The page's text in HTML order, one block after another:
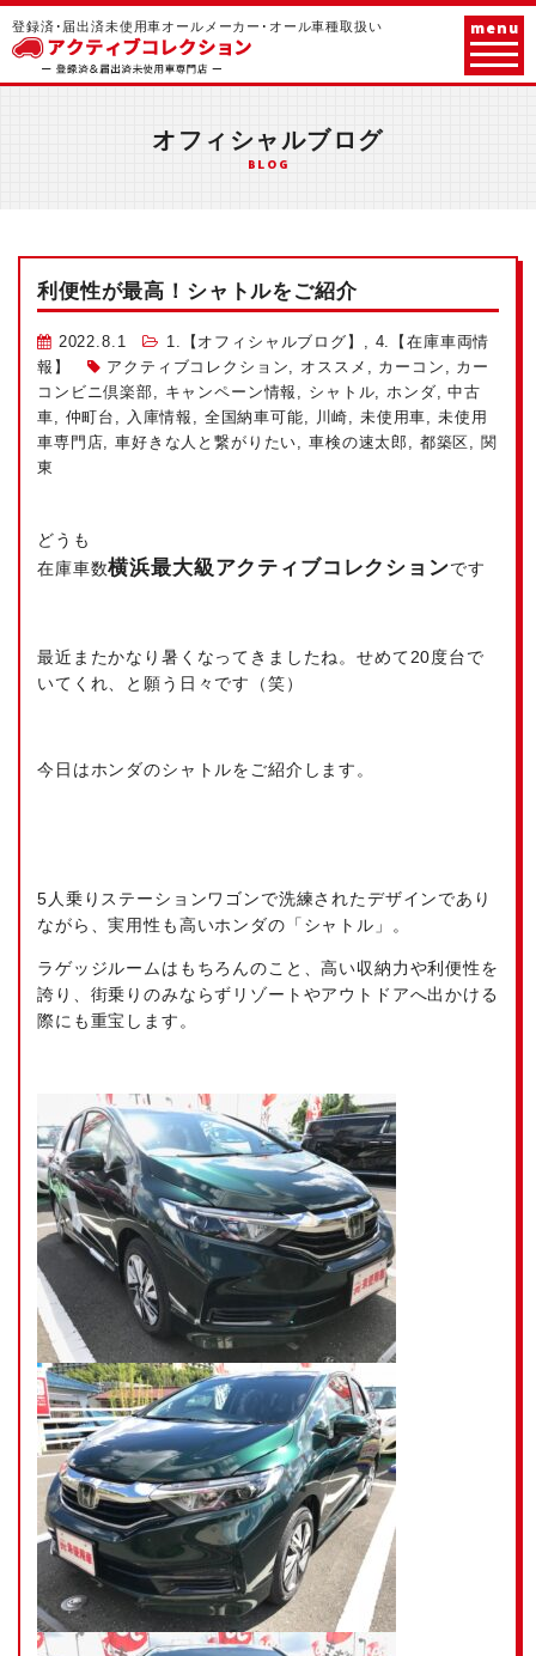
登録済･届出済未使用車オールメーカー･オール車種取扱い menu
オフィシャルブログ
BLOG
利便性が最高！シャトルをご紹介
2022.8.1 1.【オフィシャルブログ】 , 4.【在庫車両情
報】
アクティブコレクション, オススメ , カーコン , カー
コンビニ倶楽部, キャンペーン情報 , シャトル,ホンダ ,中古
車, 仲町台 , 入庫情報 , 全国納車可能, 川崎, 未使用車, 未使用
車専門店,車好きな人と繋がりたい, 車検の速太郎 , 都築区 , 関
東
どうも
在庫車数横浜最大級アクティブコレクションです
最近またかなり暑くなってきましたね。せめて20度台で
いてくれ、と願う日々です（笑）
今日はホンダのシャトルをご紹介します。
5人乗りステーションワゴンで洗練されたデザインであり
ながら、実用性も高いホンダの「シャトル」。
ラゲッジルームはもちろんのこと、高い収納力や利便性を
誇り、街乗りのみならずリゾートやアウトドアへ出かける
際にも重宝します。